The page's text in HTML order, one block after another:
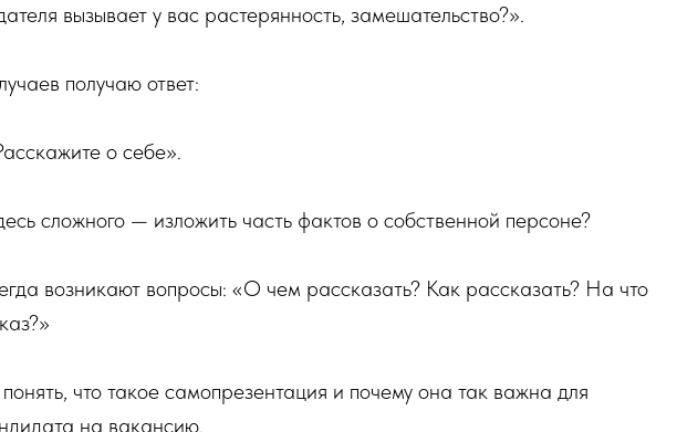
вызывает у вас растерянность, замешательство?».
получаю ответ:
о себе».
сложного — изложить часть фактов о собственной персоне?
возникают вопросы: «О чем рассказать? Как рассказать? На что
что такое самопрезентация и почему она так важна для
на вакансию.